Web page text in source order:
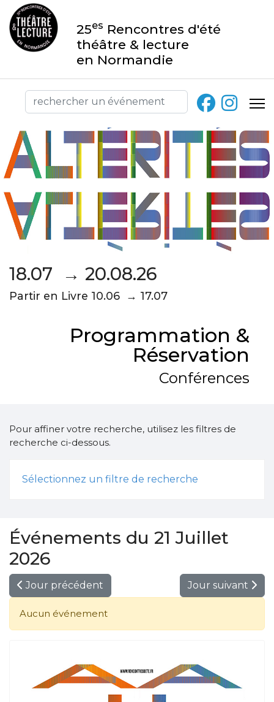
25es Rencontres d'été
théâtre & lecture
en Normandie
18.07 → 20.08.26
Partir en Livre 10.06 → 17.07
Programmation &
Réservation
Conférences
Pour affiner votre recherche, utilisez les filtres de
recherche ci-dessous.
Sélectionnez un filtre de recherche
Événements du 21 Juillet
2026
Jour précédent Jour suivant
Aucun événement